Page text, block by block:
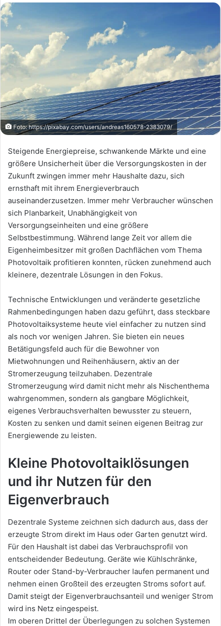
Foto: https://pixabay.com/users/andreas160578-2383079/
Steigende Energiepreise, schwankende Märkte und eine
größere Unsicherheit über die Versorgungskosten in der
Zukunft zwingen immer mehr Haushalte dazu, sich
ernsthaft mit ihrem Energieverbrauch
auseinanderzusetzen. Immer mehr Verbraucher wünschen
sich Planbarkeit, Unabhängigkeit von
Versorgungseinheiten und eine größere
Selbstbestimmung. Während lange Zeit vor allem die
Eigenheimbesitzer mit großen Dachflächen vom Thema
Photovoltaik profitieren konnten, rücken zunehmend auch
kleinere, dezentrale Lösungen in den Fokus.
Technische Entwicklungen und veränderte gesetzliche
Rahmenbedingungen haben dazu geführt, dass steckbare
Photovoltaiksysteme heute viel einfacher zu nutzen sind
als noch vor wenigen Jahren. Sie bieten ein neues
Betätigungsfeld auch für die Bewohner von
Mietwohnungen und Reihenhäusern, aktiv an der
Stromerzeugung teilzuhaben. Dezentrale
Stromerzeugung wird damit nicht mehr als Nischenthema
wahrgenommen, sondern als gangbare Möglichkeit,
eigenes Verbrauchsverhalten bewusster zu steuern,
Kosten zu senken und damit seinen eigenen Beitrag zur
Energiewende zu leisten.
Kleine Photovoltaiklösungen
und ihr Nutzen für den
Eigenverbrauch
Dezentrale Systeme zeichnen sich dadurch aus, dass der
erzeugte Strom direkt im Haus oder Garten genutzt wird.
Für den Haushalt ist dabei das Verbrauchsprofil von
entscheidender Bedeutung. Geräte wie Kühlschränke,
Router oder Stand-by-Verbraucher laufen permanent und
nehmen einen Großteil des erzeugten Stroms sofort auf.
Damit steigt der Eigenverbrauchsanteil und weniger Strom
wird ins Netz eingespeist.
Im oberen Drittel der Überlegungen zu solchen Systemen